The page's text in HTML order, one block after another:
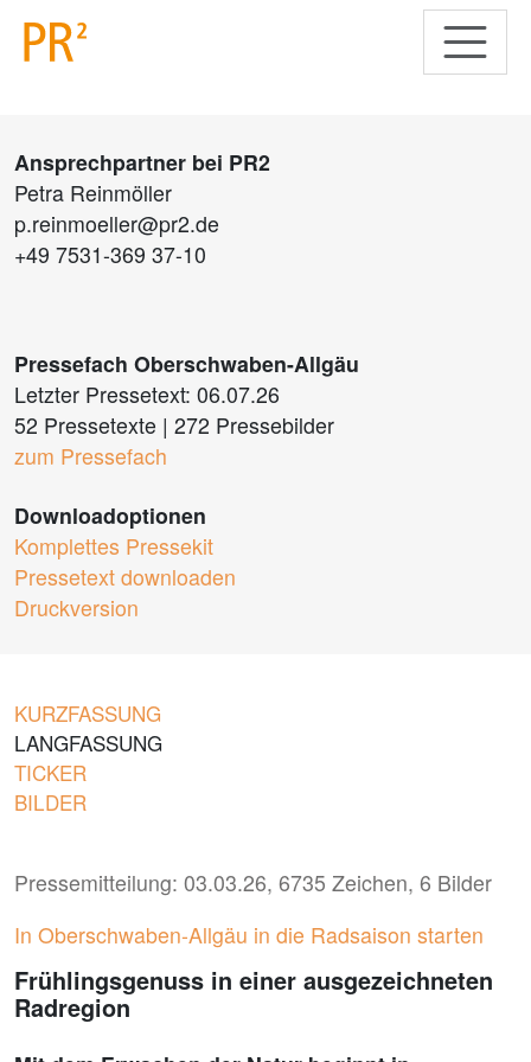
Ansprechpartner bei PR2
Petra Reinmöller
p.reinmoeller@pr2.de
+49 7531-369 37-10
Pressefach Oberschwaben-Allgäu
Letzter Pressetext: 06.07.26
52 Pressetexte | 272 Pressebilder
zum Pressefach
Downloadoptionen
Komplettes Pressekit
Pressetext downloaden
Druckversion
KURZFASSUNG
LANGFASSUNG
TICKER
BILDER
Pressemitteilung: 03.03.26, 6735 Zeichen, 6 Bilder
In Oberschwaben-Allgäu in die Radsaison starten
Frühlingsgenuss in einer ausgezeichneten
Radregion